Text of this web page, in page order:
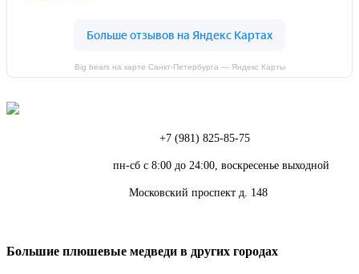
Big bears на карте Санкт‑Петербурга — Яндекс Карты
+7 (981) 825-85-75
пн-сб с 8:00 до 24:00, воскресенье выходной
Московский проспект д. 148
Большие плюшевые медведи в других городах